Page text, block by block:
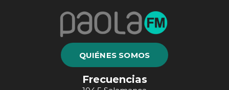
QUIÉNES SOMOS
Frecuencias